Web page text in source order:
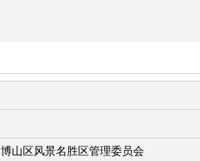
博山区风景名胜区管理委员会